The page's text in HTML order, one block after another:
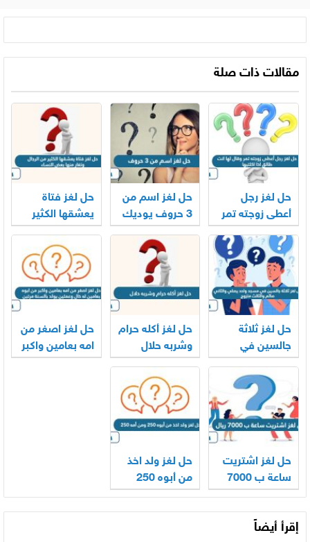
مقالات ذات صلة
حل لغز رجل
أعطى زوجته تمر
وقال لها انت
طالق اذا اكلتيها
حل لغز اسم من
3 حروف يوديك
الى مكان
حل لغز فتاة
يعشقها الكثير
من الرجال وتغار
منها بعض
النساء
حل لغز ثلاثة
جالسين في
مسجد واحد
يصلي والثاني
صائم والثالث
متزوج
حل لغز أكله حرام
وشربه حلال
أبيض من الثلج
وأسود من الليل
حل لغز اصغر من
امه بعامين واكبر
حل لغز اشتريت
ساعة ب 7000
ريال
حل لغز ولد اخذ
من أبوه 250
ومن أمه 250
إقرأ أيضاً